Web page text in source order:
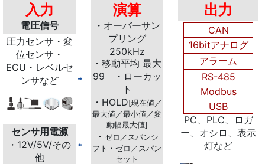
入力
電圧信号
圧力センサ・変
位センサ・
ECU・レベルセ
ンサなど
センサ用電源
・12V/5V/その
他
演算
・オーバーサン
プリング
250kHz
・移動平均 最大
99 ・ローカッ
ト
・HOLD[現在値／
最大値／最小値／変
動幅最大値]
・ゼロ／スパンシ
フト・ゼロ／スパン
セット
出力
CAN
16bitアナログ
アラーム
RS-485
Modbus
USB
PC、PLC、ロガ
ー、オシロ、表示
灯など